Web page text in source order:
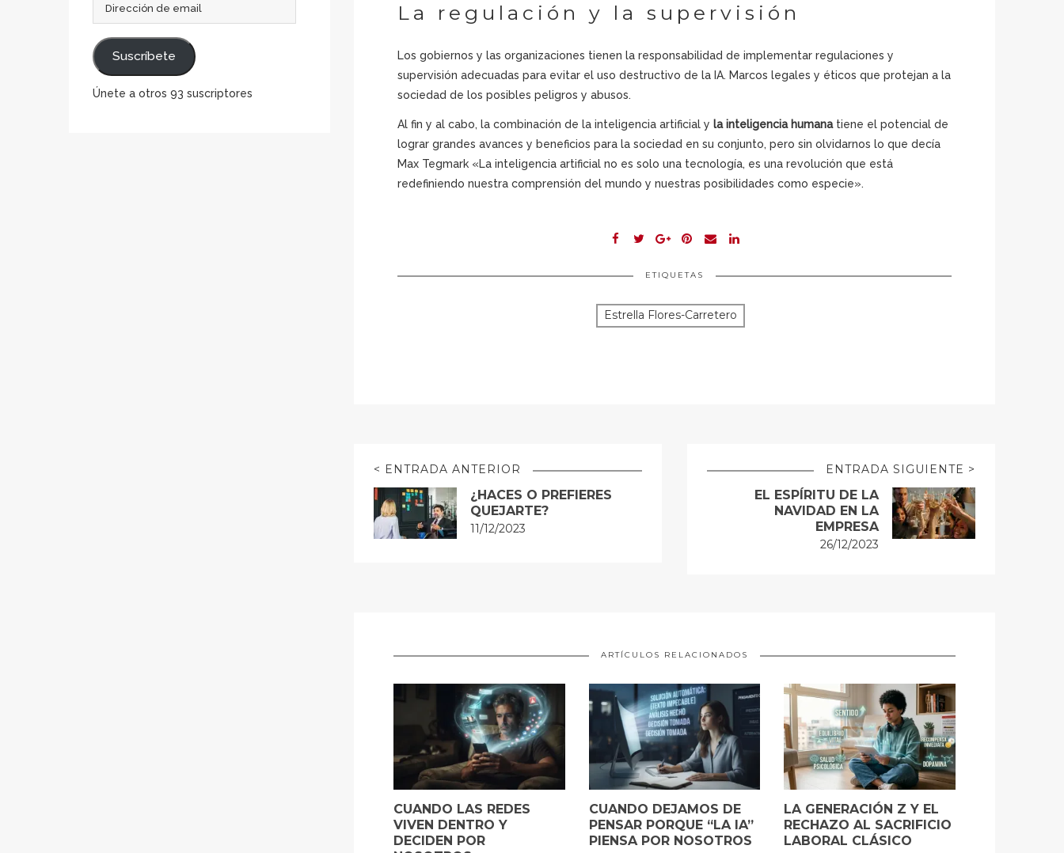
de
Suscríbete
Únete a otros 93 suscriptores
La regulación y la supervisión
Los gobiernos y las organizaciones tienen la responsabilidad de implementar regulaciones y
supervisión adecuadas para evitar el uso destructivo de la IA. Marcos legales y éticos que protejan a la
sociedad de los posibles peligros y abusos.
Al fin y al cabo, la combinación de la inteligencia artificial y la inteligencia humanatiene el potencial de
lograr grandes avances y beneficios para la sociedad en su conjunto, pero sin olvidarnos lo que decía
Max Tegmark «La inteligencia artificial no es solo una tecnología, es una revolución que está
redefiniendo nuestra comprensión del mundo y nuestras posibilidades como especie».
ETIQUETAS
Estrella Flores-Carretero
< ENTRADA ANTERIOR
¿HACES O PREFIERES
QUEJARTE?
11/12/2023
ENTRADA SIGUIENTE >
EL ESPÍRITU DE LA
NAVIDAD EN LA
EMPRESA
26/12/2023
ARTÍCULOS RELACIONADOS
CUANDO LAS REDES
VIVEN DENTRO Y
DECIDEN POR
CUANDO DEJAMOS DE
PENSAR PORQUE “LA IA”
PIENSA POR NOSOTROS
LA GENERACIÓN Z Y EL
RECHAZO AL SACRIFICIO
LABORAL CLÁSICO